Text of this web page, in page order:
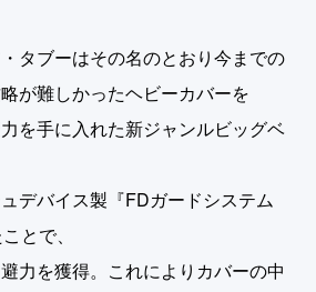
タブーはその名のとおり今までの
が難しかったヘビーカバーを
を手に入れた新ジャンルビッグベ
デバイス製『FDガードシステム
とで、
力を獲得。これによりカバーの中